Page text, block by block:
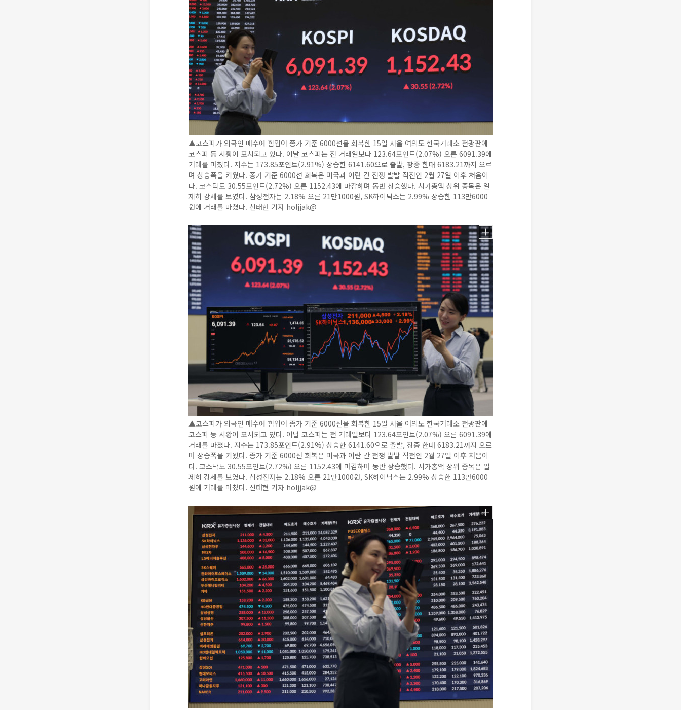
▲코스피가 외국인 매수에 힘입어 종가 기준 6000선을 회복한 15일 서울 여의도 한국거래소 전광판에
코스피 등 시황이 표시되고 있다. 이날 코스피는 전 거래일보다 123.64포인트(2.07%) 오른 6091.39에
거래를 마쳤다. 지수는 173.85포인트(2.91%) 상승한 6141.60으로 출발, 장중 한때 6183.21까지 오르
며 상승폭을 키웠다. 종가 기준 6000선 회복은 미국과 이란 간 전쟁 발발 직전인 2월 27일 이후 처음이
다. 코스닥도 30.55포인트(2.72%) 오른 1152.43에 마감하며 동반 상승했다. 시가총액 상위 종목은 일
제히 강세를 보였다. 삼성전자는 2.18% 오른 21만1000원, SK하이닉스는 2.99% 상승한 113만6000
원에 거래를 마쳤다. 신태현 기자 holjjak@
▲코스피가 외국인 매수에 힘입어 종가 기준 6000선을 회복한 15일 서울 여의도 한국거래소 전광판에
코스피 등 시황이 표시되고 있다. 이날 코스피는 전 거래일보다 123.64포인트(2.07%) 오른 6091.39에
거래를 마쳤다. 지수는 173.85포인트(2.91%) 상승한 6141.60으로 출발, 장중 한때 6183.21까지 오르
며 상승폭을 키웠다. 종가 기준 6000선 회복은 미국과 이란 간 전쟁 발발 직전인 2월 27일 이후 처음이
다. 코스닥도 30.55포인트(2.72%) 오른 1152.43에 마감하며 동반 상승했다. 시가총액 상위 종목은 일
제히 강세를 보였다. 삼성전자는 2.18% 오른 21만1000원, SK하이닉스는 2.99% 상승한 113만6000
원에 거래를 마쳤다. 신태현 기자 holjjak@